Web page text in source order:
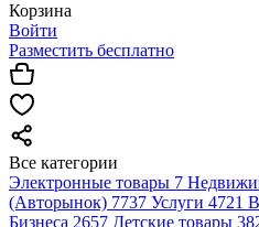
Корзина
Войти
Разместить бесплатно
Все категории
Электронные товары 7
(Авторынок) 7737 Услуги 4721
Бизнеса 2657 Детские товары